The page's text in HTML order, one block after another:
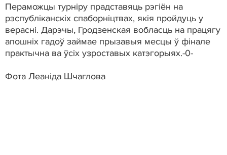
Пераможцы турніру прадставяць рэгіён на
рэспубліканскіх спаборніцтвах, якія пройдуць у
верасні. Дарэчы, Гродзенская вобласць на працягу
апошніх гадоў займае прызавыя месцы ў фінале
практычна ва ўсіх узроставых катэгорыях.-0-
Фота Леаніда Шчаглова